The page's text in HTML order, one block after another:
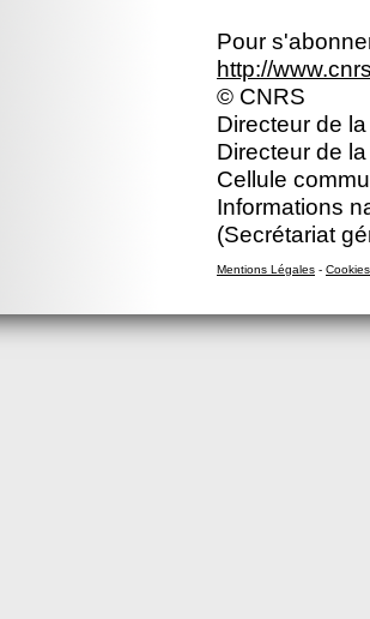
Pour
http://
© CNRS
Directeur de
Directeur de
Cellule
Informations
(Secrétariat
Mentions Légales - Cookies